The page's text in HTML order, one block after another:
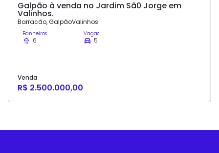
Galpão à venda no Jardim Sã0 Jorge em
Valinhos.
Barracão,GalpãoValinhos
Banheiros
6
Vagas
5
Venda
R$ 2.500.000,00